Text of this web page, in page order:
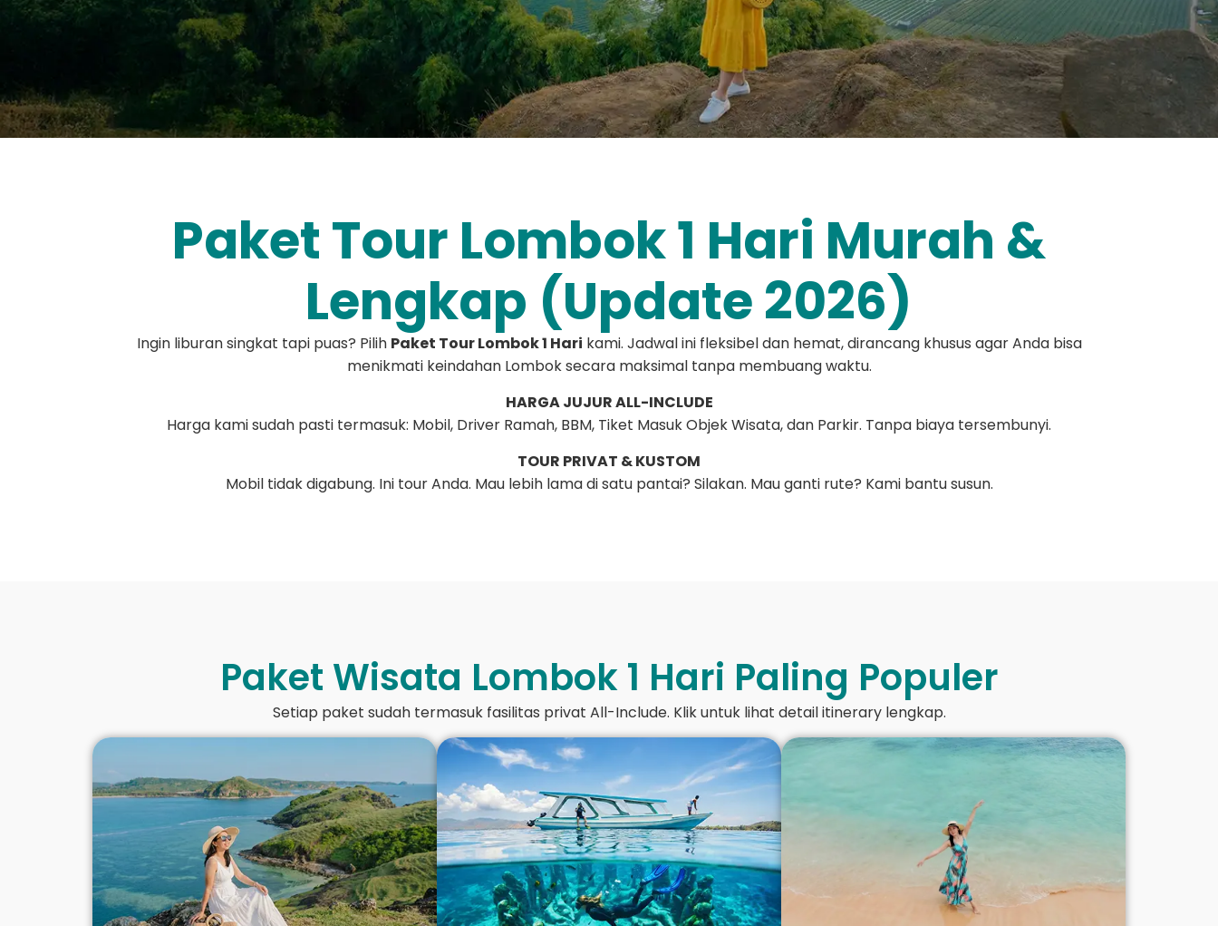
Paket Tour Lombok 1 Hari Murah &
Lengkap (Update 2026)
Ingin liburan singkat tapi puas? Pilih Paket Tour Lombok 1 Hari kami. Jadwal ini fleksibel dan hemat, dirancang khusus agar Anda bisa
menikmati keindahan Lombok secara maksimal tanpa membuang waktu.
HARGA JUJUR ALL-INCLUDE
Harga kami sudah pasti termasuk: Mobil, Driver Ramah, BBM, Tiket Masuk Objek Wisata, dan Parkir. Tanpa biaya tersembunyi.
TOUR PRIVAT & KUSTOM
Mobil tidak digabung. Ini tour Anda. Mau lebih lama di satu pantai? Silakan. Mau ganti rute? Kami bantu susun.
Paket Wisata Lombok 1 Hari Paling Populer
Setiap paket sudah termasuk fasilitas privat All-Include. Klik untuk lihat detail itinerary lengkap.